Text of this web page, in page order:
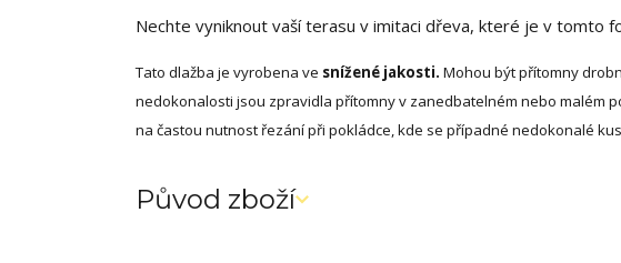
Nechte vyniknout vaší terasu v imitaci dřeva, které je v tomto
Tato dlažba je vyrobena ve snížené jakosti. Mohou být přítomny
nedokonalosti jsou zpravidla přítomny v zanedbatelném nebo malém
na častou nutnost řezání při pokládce, kde se případné nedokonalé
Původ zboží